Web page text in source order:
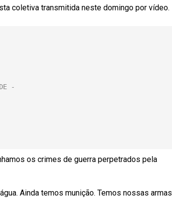
coletiva transmitida neste domingo por vídeo.
os crimes de guerra perpetrados pela
Ainda temos munição. Temos nossas armas